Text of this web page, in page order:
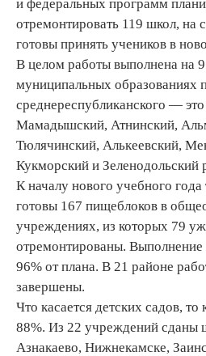
и федеральных программ
отремонтировать 119 школ, на
готовы принять учеников в
В целом работы выполнена на
муниципальных образованиях
среднереспубликанского —
Мамадышский, Атнинский,
Тюлячинский, Алькеевский,
Кукморский и Зеленодольский
К началу нового учебного
готовы 167 пищеблоков в
учреждениях, из которых 79
отремонтированы.
96% от плана. В 21 районе
завершены.
Что касается детских садов,
88%. Из 22 учреждений сданы
Азнакаево, Нижнекамске,